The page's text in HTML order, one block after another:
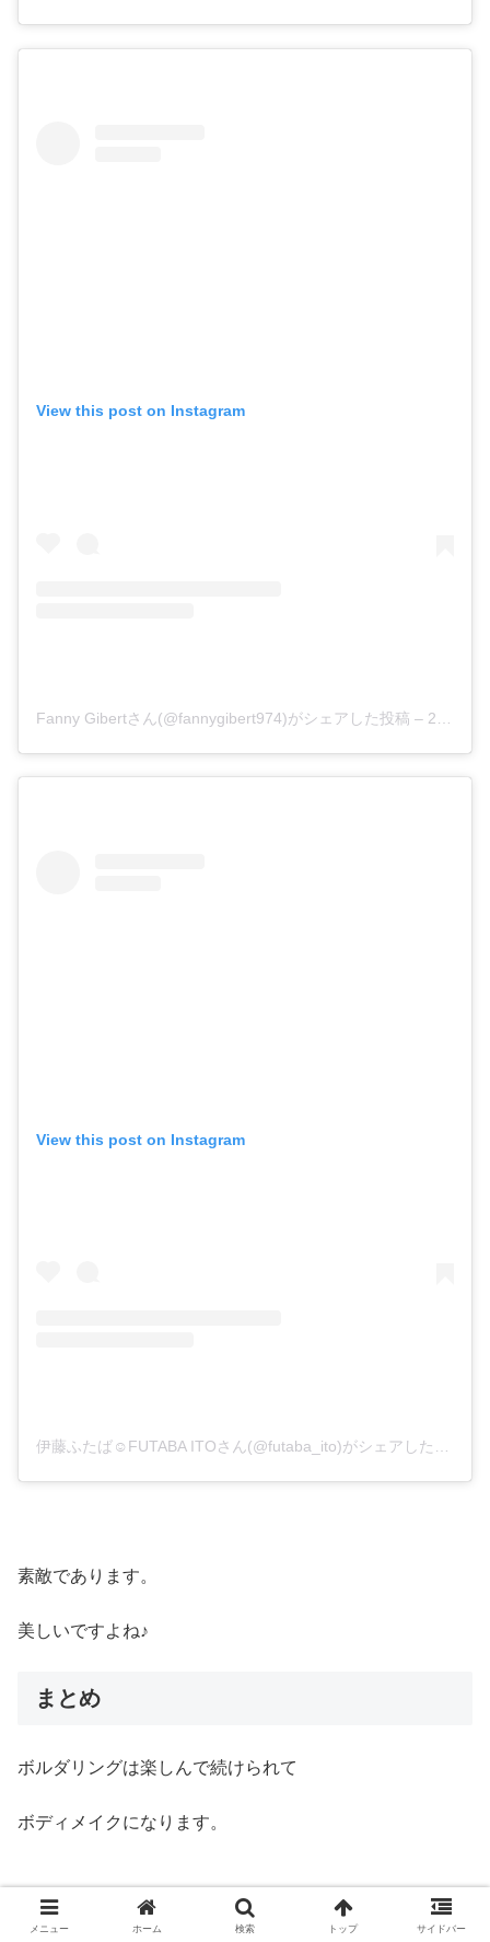
View this post on Instagram
Fanny Gibertさん(@fannygibert974)がシェアした投稿 – 2018年 9月月2日午前9時31分PDT
View this post on Instagram
素敵であります。
美しいですよね♪
まとめ
ボルダリングは楽しんで続けられて
ボディメイクになります。
鍛えている感覚がなく楽しめる。
メニュー ホーム 検索 トップ サイドバー